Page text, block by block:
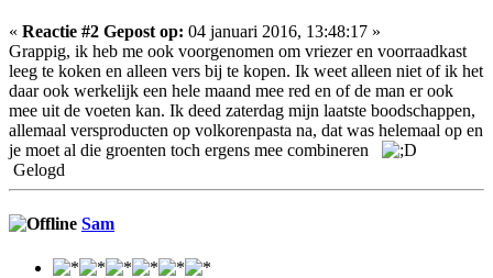
« Reactie #2 Gepost op: 04 januari 2016, 13:48:17 »
Grappig, ik heb me ook voorgenomen om vriezer en voorraadkast
leeg te koken en alleen vers bij te kopen. Ik weet alleen niet of ik het
daar ook werkelijk een hele maand mee red en of de man er ook
mee uit de voeten kan. Ik deed zaterdag mijn laatste boodschappen,
allemaal versproducten op volkorenpasta na, dat was helemaal op en
je moet al die groenten toch ergens mee combineren
Gelogd
Sam